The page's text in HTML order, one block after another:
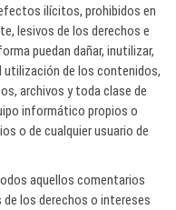
ilícitos, prohibidos en
lesivos de los derechos e
puedan dañar, inutilizar,
utilización de los contenidos,
archivos y toda clase de
informático propios o
o de cualquier usuario de
aquellos comentarios
de los derechos o intereses